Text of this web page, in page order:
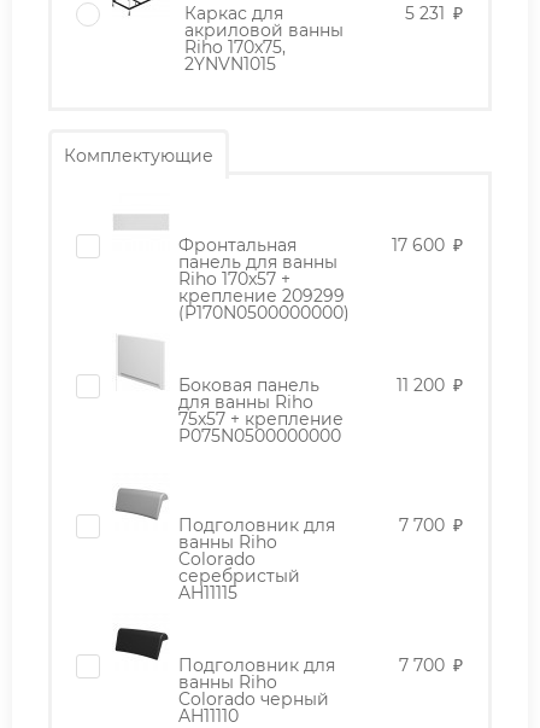
Каркас для
акриловой ванны
Riho 170x75,
2YNVN1015
5 231 ₽
Комплектующие
Фронтальная
панель для ванны
Riho 170x57 +
крепление 209299
(P170N0500000000)
17 600 ₽
Боковая панель
для ванны Riho
75x57 + крепление
P075N0500000000
11 200 ₽
Подголовник для
ванны Riho
Colorado
серебристый
AH11115
7 700 ₽
Подголовник для
ванны Riho
Colorado черный
AH11110
7 700 ₽